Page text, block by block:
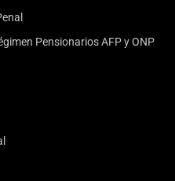
Pensionarios AFP y ONP